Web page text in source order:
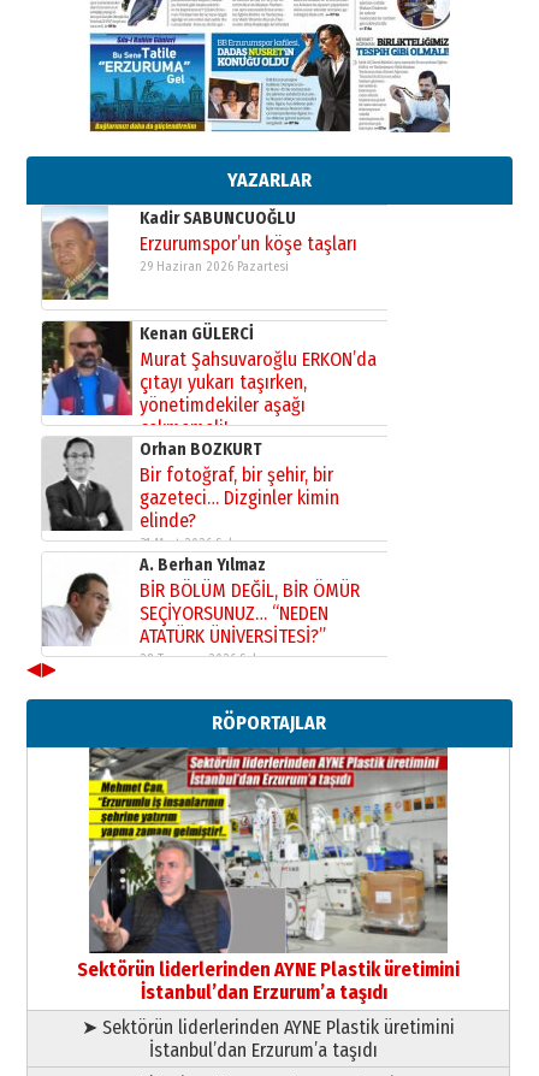
YAZARLAR
Ardında bıraktığı hatıralarıyla
gönül adamı Faruk Terzioğlu!
13 Mayıs 2026 Çarşamba
Esat BİNDESEN
Başkan Sekmen’den Erzurum’a
bir vizyon proje daha!
02 Ağustos 2026 Pazar
Kadir SABUNCUOĞLU
Erzurumspor’un köşe taşları
29 Haziran 2026 Pazartesi
Kenan GÜLERCİ
Murat Şahsuvaroğlu ERKON’da
çıtayı yukarı taşırken,
yönetimdekiler aşağı
çekmemeli!
17 Şubat 2026 SalıOrhan BOZKURT
Bir fotoğraf, bir şehir, bir
gazeteci… Dizginler kimin
elinde?
31 Mart 2026 Salı
A. Berhan Yılmaz
BİR BÖLÜM DEĞİL, BİR ÖMÜR
SEÇİYORSUNUZ… “NEDEN
ATATÜRK ÜNİVERSİTESİ?”
28 Temmuz 2026 Salı
Ahmed Yesevi’den bir Alperen…
”Reisimiz” idi… Hakka yürüdü.!
26 Mart 2026 Perşembe
Cem Bakırcı
Ardında bıraktığı hatıralarıyla
gönül adamı Faruk Terzioğlu!
13 Mayıs 2026 Çarşamba
Esat BİNDESEN
Başkan Sekmen’den Erzurum’a
bir vizyon proje daha!
02 Ağustos 2026 Pazar
◀▶
RÖPORTAJLAR
Sektörün liderlerinden AYNE Plastik üretimini
İstanbul’dan Erzurum’a taşıdı
➤ Sektörün liderlerinden AYNE Plastik üretimini
İstanbul’dan Erzurum’a taşıdı